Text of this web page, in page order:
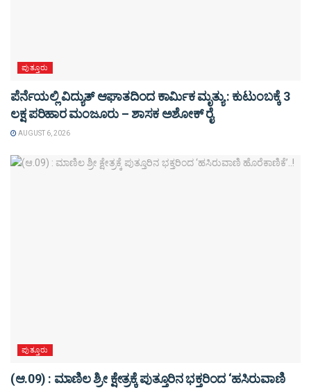
ಪುತ್ತೂರು
ಪೆರ್ನೆಯಲ್ಲಿ ವಿದ್ಯುತ್ ಆಘಾತದಿಂದ ಕಾರ್ಮಿಕ ಮೃತ್ಯು : ಕುಟುಂಬಕ್ಕೆ 3
ಲಕ್ಷ ಪರಿಹಾರ ಮಂಜೂರು – ಶಾಸಕ ಅಶೋಕ್ ರೈ
AUGUST 6, 2026
ಪುತ್ತೂರು
(ಆ.09) : ಮಾಣಿಲ ಶ್ರೀ ಕ್ಷೇತ್ರಕ್ಕೆ ಪುತ್ತೂರಿನ ಭಕ್ತರಿಂದ ‘ಹಸಿರುವಾಣಿ